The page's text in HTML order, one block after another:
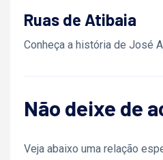
Ruas de Atibaia
Conheça a história de José
Não deixe de
Veja abaixo uma relação